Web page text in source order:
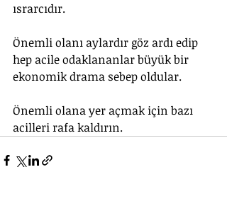
ısrarcıdır.
Önemli olanı aylardır göz ardı edip
hep acile odaklananlar büyük bir
ekonomik drama sebep oldular.
Önemli olana yer açmak için bazı
acilleri rafa kaldırın.